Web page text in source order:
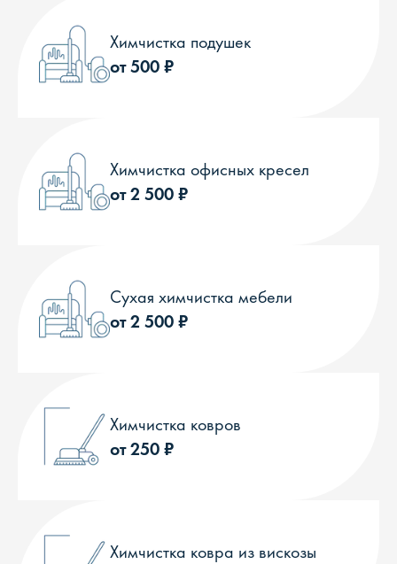
Химчистка подушек
от 500 ₽
Химчистка офисных кресел
от 2 500 ₽
Сухая химчистка мебели
от 2 500 ₽
Химчистка ковров
от 250 ₽
Химчистка ковра из вискозы